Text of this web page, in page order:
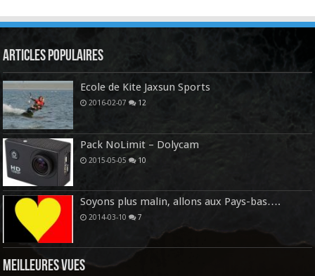
Articles Populaires
Ecole de Kite Jaxsun Sports
2016-02-07 12
Pack NoLimit – Dolycam
2015-05-05 10
Soyons plus malin, allons aux Pays-bas….
2014-03-10 7
Meilleures vues